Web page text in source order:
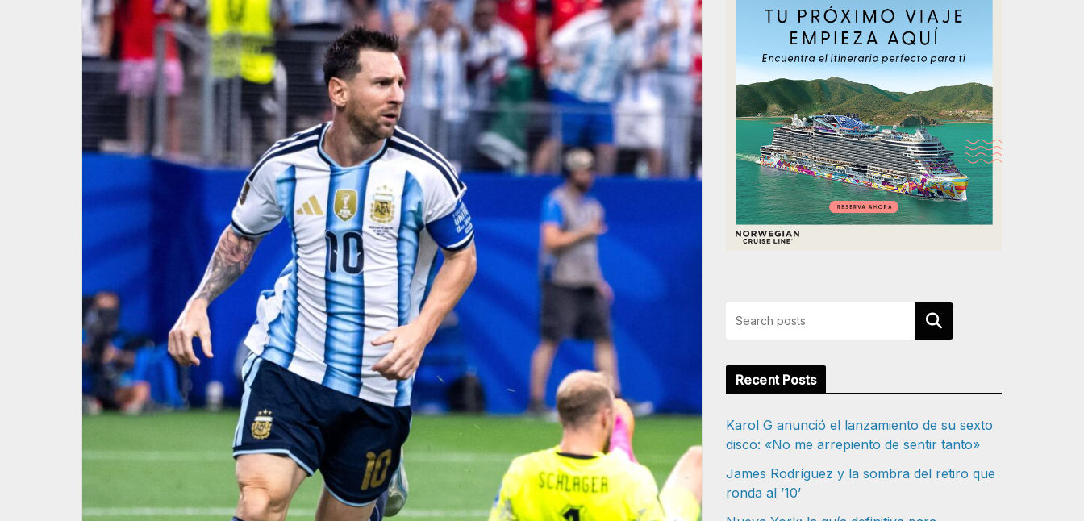
Buscar
Recent Posts
Karol G anunció el lanzamiento de su sexto
disco: «No me arrepiento de sentir tanto»
James Rodríguez y la sombra del retiro que
ronda al ’10’